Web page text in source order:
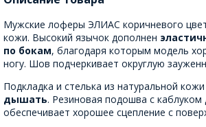
Мужские лоферы ЭЛИАС коричневого
кожи. Высокий язычок дополнен
по бокам, благодаря которым модель
ногу. Шов подчеркивает округлую
Подкладка и стелька из натуральной кожи
дышать. Резиновая подошва с каблуком
обеспечивает хорошее сцепление с